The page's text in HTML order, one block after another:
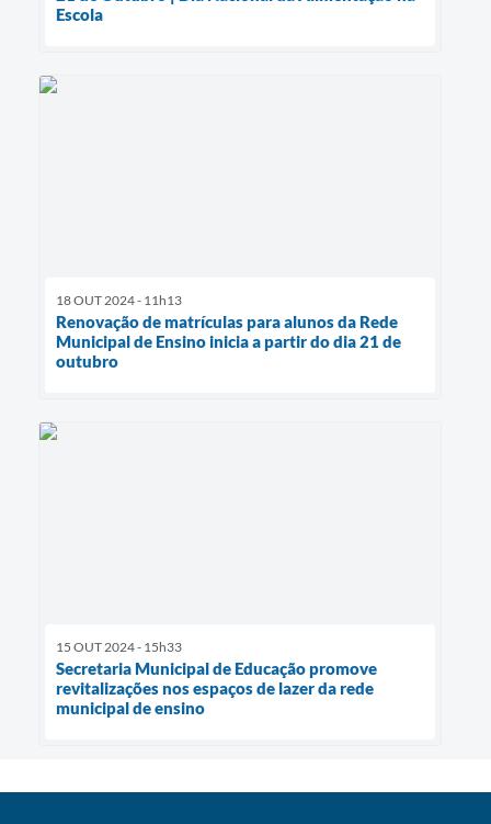
Escola
18 OUT 2024 - 11h13
Renovação de matrículas para alunos da Rede
Municipal de Ensino inicia a partir do dia 21 de
outubro
15 OUT 2024 - 15h33
Secretaria Municipal de Educação promove
revitalizações nos espaços de lazer da rede
municipal de ensino